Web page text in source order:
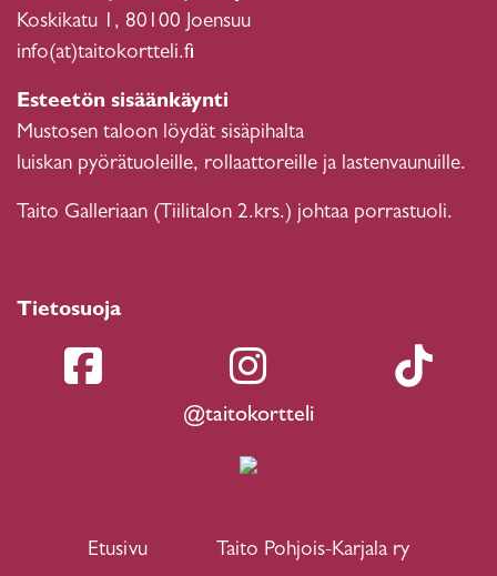
Koskikatu 1, 80100 Joensuu
info(at)taitokortteli.fi
Esteetön sisäänkäynti
Mustosen taloon löydät sisäpihalta
luiskan pyörätuoleille, rollaattoreille ja lastenvaunuille.
Taito Galleriaan (Tiilitalon 2.krs.) johtaa porrastuoli.
Tietosuoja
@taitokortteli
Etusivu Taito Pohjois-Karjala ry